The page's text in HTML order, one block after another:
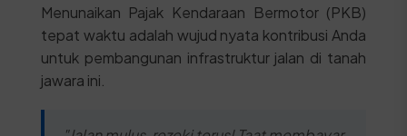
Menunaikan Pajak Kendaraan Bermotor (PKB)
tepat waktu adalah wujud nyata kontribusi Anda
untuk pembangunan infrastruktur jalan di tanah
jawara ini.